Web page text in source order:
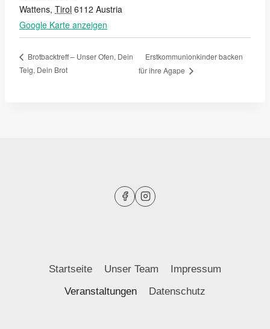
Wattens, Tirol 6112 Austria
Google Karte anzeigen
Brotbacktreff – Unser Ofen, Dein
Teig, Dein Brot
Erstkommunionkinder backen
für ihre Agape
Startseite Unser Team
Impressum
Veranstaltungen
Datenschutz